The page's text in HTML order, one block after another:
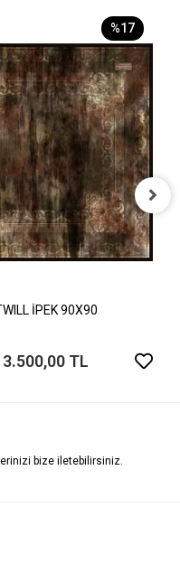
%17
İPEK 90X90
3.500,00 TL
bize iletebilirsiniz.